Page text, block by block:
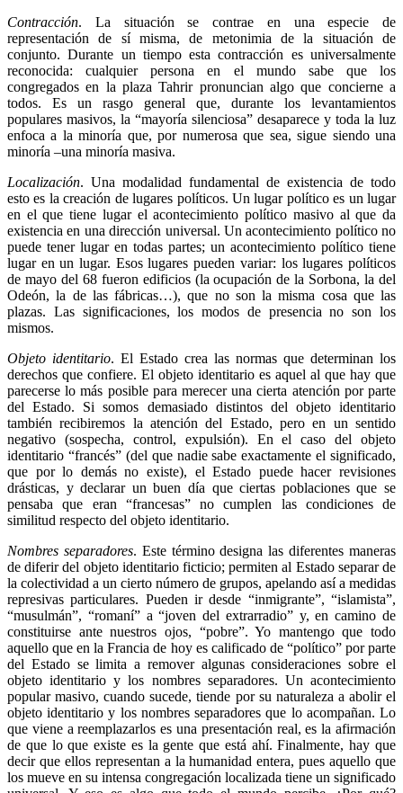
Contracción. La situación se contrae en una especie de
representación de sí misma, de metonimia de la situación de
conjunto. Durante un tiempo esta contracción es universalmente
reconocida: cualquier persona en el mundo sabe que los
congregados en la plaza Tahrir pronuncian algo que concierne a
todos. Es un rasgo general que, durante los levantamientos
populares masivos, la “mayoría silenciosa” desaparece y toda la luz
enfoca a la minoría que, por numerosa que sea, sigue siendo una
minoría –una minoría masiva.
Localización. Una modalidad fundamental de existencia de todo
esto es la creación de lugares políticos. Un lugar político es un lugar
en el que tiene lugar el acontecimiento político masivo al que da
existencia en una dirección universal. Un acontecimiento político no
puede tener lugar en todas partes; un acontecimiento político tiene
lugar en un lugar. Esos lugares pueden variar: los lugares políticos
de mayo del 68 fueron edificios (la ocupación de la Sorbona, la del
Odeón, la de las fábricas…), que no son la misma cosa que las
plazas. Las significaciones, los modos de presencia no son los
mismos.
Objeto identitario. El Estado crea las normas que determinan los
derechos que confiere. El objeto identitario es aquel al que hay que
parecerse lo más posible para merecer una cierta atención por parte
del Estado. Si somos demasiado distintos del objeto identitario
también recibiremos la atención del Estado, pero en un sentido
negativo (sospecha, control, expulsión). En el caso del objeto
identitario “francés” (del que nadie sabe exactamente el significado,
que por lo demás no existe), el Estado puede hacer revisiones
drásticas, y declarar un buen día que ciertas poblaciones que se
pensaba que eran “francesas” no cumplen las condiciones de
similitud respecto del objeto identitario.
Nombres separadores. Este término designa las diferentes maneras
de diferir del objeto identitario ficticio; permiten al Estado separar de
la colectividad a un cierto número de grupos, apelando así a medidas
represivas particulares. Pueden ir desde “inmigrante”, “islamista”,
“musulmán”, “romaní” a “joven del extrarradio” y, en camino de
constituirse ante nuestros ojos, “pobre”. Yo mantengo que todo
aquello que en la Francia de hoy es calificado de “político” por parte
del Estado se limita a remover algunas consideraciones sobre el
objeto identitario y los nombres separadores. Un acontecimiento
popular masivo, cuando sucede, tiende por su naturaleza a abolir el
objeto identitario y los nombres separadores que lo acompañan. Lo
que viene a reemplazarlos es una presentación real, es la afirmación
de que lo que existe es la gente que está ahí. Finalmente, hay que
decir que ellos representan a la humanidad entera, pues aquello que
los mueve en su intensa congregación localizada tiene un significado